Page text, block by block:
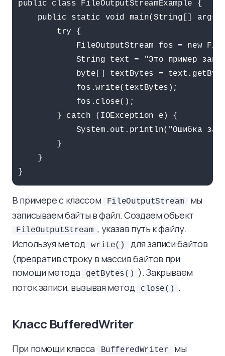
public class FileOutputStreamExample {
public static void main(String[] args)
        try {
FileOutputStream fos = new
String text = "Это пример
byte[] textBytes =
            fos.write(textBytes);
            fos.close();
        } catch (IOException e) {
System.out.println("Ошибка
        }
    }
В примере с классом FileOutputStream
мы
записываем байты в файл. Создаем объект
FileOutputStream , указав путь к файлу.
Используя метод
write()
для записи байтов
(превратив строку в массив байтов при
помощи метода
getBytes() ). Закрываем
поток записи, вызывая метод
close() .
Класс BufferedWriter
При помощи класса BufferedWriter
мы